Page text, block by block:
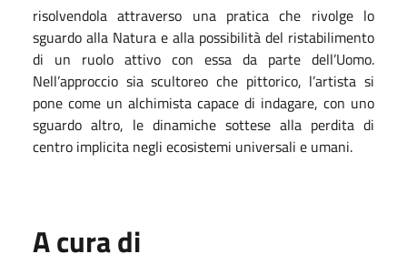
risolvendola attraverso una pratica che rivolge lo
sguardo alla Natura e alla possibilità del ristabilimento
di un ruolo attivo con essa da parte dell’Uomo.
Nell’approccio sia scultoreo che pittorico, l’artista si
pone come un alchimista capace di indagare, con uno
sguardo altro, le dinamiche sottese alla perdita di
centro implicita negli ecosistemi universali e umani.
A cura di